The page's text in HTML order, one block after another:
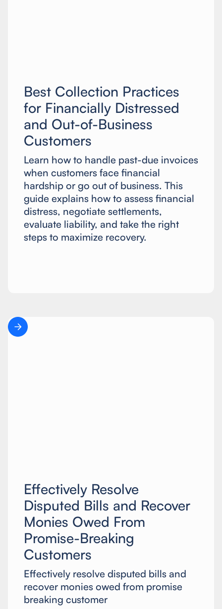
Best Collection Practices
for Financially Distressed
and Out-of-Business
Customers
Learn how to handle past-due invoices
when customers face financial
hardship or go out of business. This
guide explains how to assess financial
distress, negotiate settlements,
evaluate liability, and take the right
steps to maximize recovery.
Effectively Resolve
Disputed Bills and Recover
Monies Owed From
Promise-Breaking
Customers
Effectively resolve disputed bills and
recover monies owed from promise
breaking customer